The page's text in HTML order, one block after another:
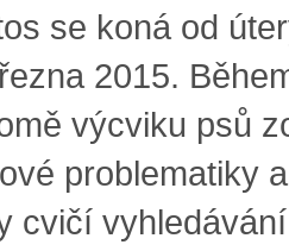
se koná od
2015.
výcviku psů
problematiky
cvičí